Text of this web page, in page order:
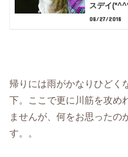
スデイ
08/27/2018
帰りには雨がかなりひどく
下。ここで更に川筋を攻め
ませんが、何をお思ったの
す。。